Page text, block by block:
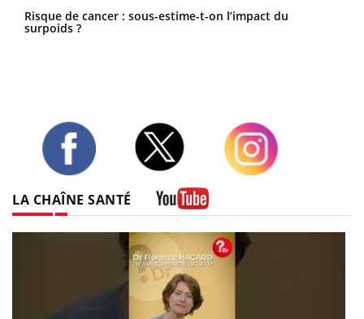
Risque de cancer : sous-estime-t-on l’impact du
surpoids ?
LA CHAÎNE SANTÉ